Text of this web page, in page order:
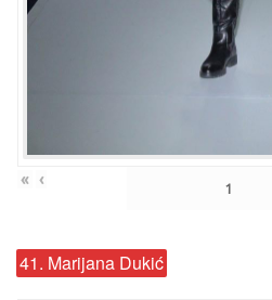
« ‹
41. Marijana Dukić